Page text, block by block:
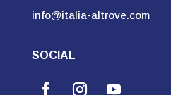
info@italia-altrove.com
SOCIAL